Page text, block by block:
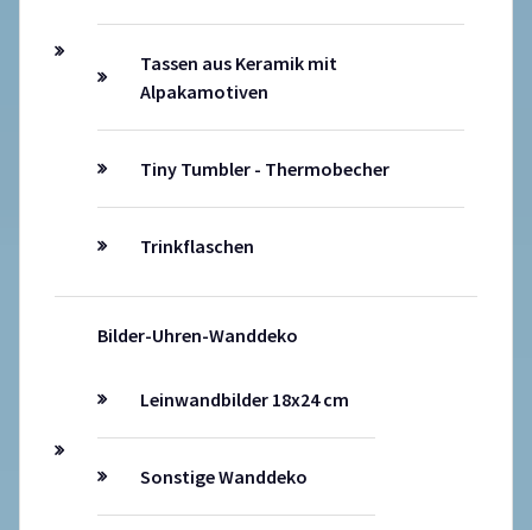
Tassen aus Keramik mit
Alpakamotiven
Tiny Tumbler - Thermobecher
Trinkflaschen
Bilder-Uhren-Wanddeko
Leinwandbilder 18x24 cm
Sonstige Wanddeko